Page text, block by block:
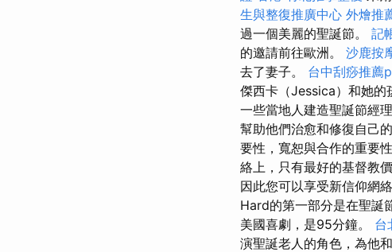
生與整復推廣中心 外燴推
過一個美麗的聖誕節。 記
的邀請前往歐洲。 沙鹿按
去了妻子。 台中刮痧推薦
傑西卡（Jessica）和她的
一些當地人建造聖誕節經理
幫助他們治愈和修復自己
要性，寬恕與合作的重要
絡上，只有最好的基督教
因此您可以享受新信仰網
Hard的第一部分是在聖誕
美國喜劇，是95分鐘。 台
演聖誕老人的角色，為他